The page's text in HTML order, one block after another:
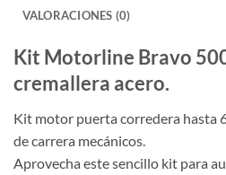
VALORACIONES (0)
Kit Motorline Bravo
cremallera acero.
Kit motor puerta corredera hasta
de carrera mecánicos.
Aprovecha este sencillo kit para